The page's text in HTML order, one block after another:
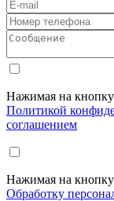
Нажимая на
Политикой
соглашением
Нажимая на кнопку
Обработку